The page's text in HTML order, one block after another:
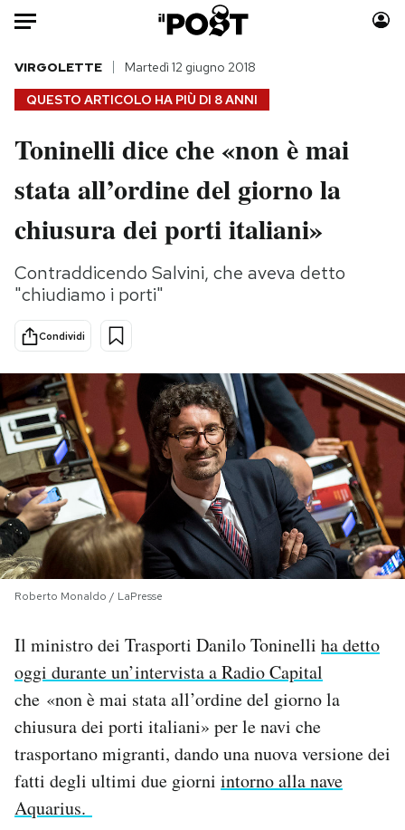
Auto
HOME
Italia
Politica
Tecnologia
Scienza
Economia
Moda
Consumismi
Storie/Idee
Media
PODCAST
NEWSLETTER
I MIEI PREFERITI
CALENDARIO
AREA PERSONALE
Area Personale
Newsletter
QUESTO ARTICOLO HA PIÙ DI 8 ANNI
VIRGOLETTE Martedì 12 giugno 2018
Toninelli dice che «non è mai
stata all’ordine del giorno la
chiusura dei porti italiani»
Contraddicendo Salvini, che aveva detto
"chiudiamo i porti"
Condividi
Roberto Monaldo / LaPresse
Il ministro dei Trasporti Danilo Toninelli ha detto
oggi durante un’intervista a Radio Capital
che «non è mai stata all’ordine del giorno la
chiusura dei porti italiani» per le navi che
trasportano migranti, dando una nuova versione dei
fatti degli ultimi due giorni intorno alla nave
Aquarius.